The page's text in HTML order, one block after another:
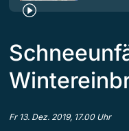
Fr 13. Dez. 2019, 17.00 Uhr